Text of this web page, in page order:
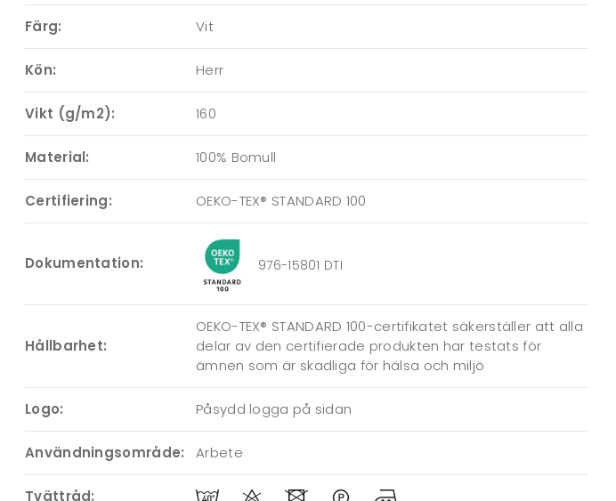
Färg: Vit
Kön: Herr
Vikt (g/m2): 160
Material: 100% Bomull
Certifiering: OEKO-TEX® STANDARD 100
Dokumentation: 976-15801 DTI
Hållbarhet:
OEKO-TEX® STANDARD 100-certifikatet säkerställer att alla
delar av den certifierade produkten har testats för
ämnen som är skadliga för hälsa och miljö
Logo: Påsydd logga på sidan
Användningsområde: Arbete
Tvättråd: